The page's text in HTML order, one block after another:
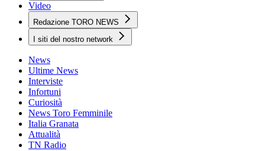
Video
Redazione TORO NEWS
I siti del nostro network
News
Ultime News
Interviste
Infortuni
Curiosità
News Toro Femminile
Italia Granata
Attualità
TN Radio